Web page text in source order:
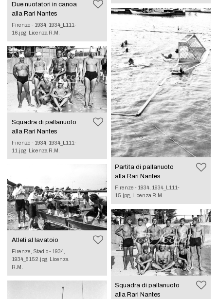
Due nuotatori in canoa
alla Rari Nantes
Firenze - 1934, 1934_L111-
16.jpg, Licenza R.M.
Squadra di pallanuoto
alla Rari Nantes
Firenze - 1934, 1934_L111-
11.jpg, Licenza R.M.
Atleti al lavatoio
Firenze, Stadio - 1934,
1934_8152.jpg, Licenza
R.M.
Partita di pallanuoto
alla Rari Nantes
Firenze - 1934, 1934_L111-
15.jpg, Licenza R.M.
Squadra di pallanuoto
alla Rari Nantes